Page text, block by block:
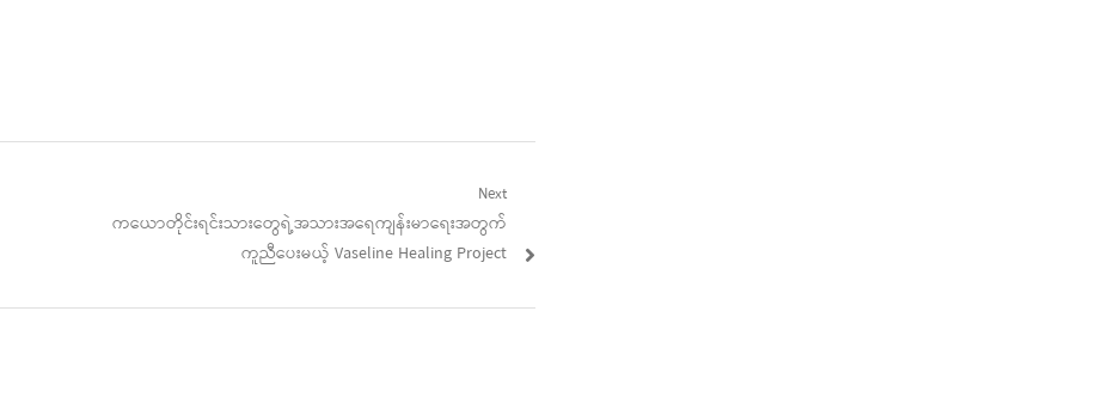
Next
Next
ကယောတိုင်းရင်းသားတွေရဲ့အသားအရေကျန်းမာရေးအတွက်
ကူညီပေးမယ့် Vaseline Healing Project